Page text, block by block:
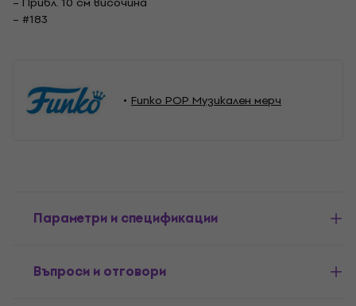
– #183
Funko POP Музикален мерч
Параметри и спецификации
Въпроси и отговори